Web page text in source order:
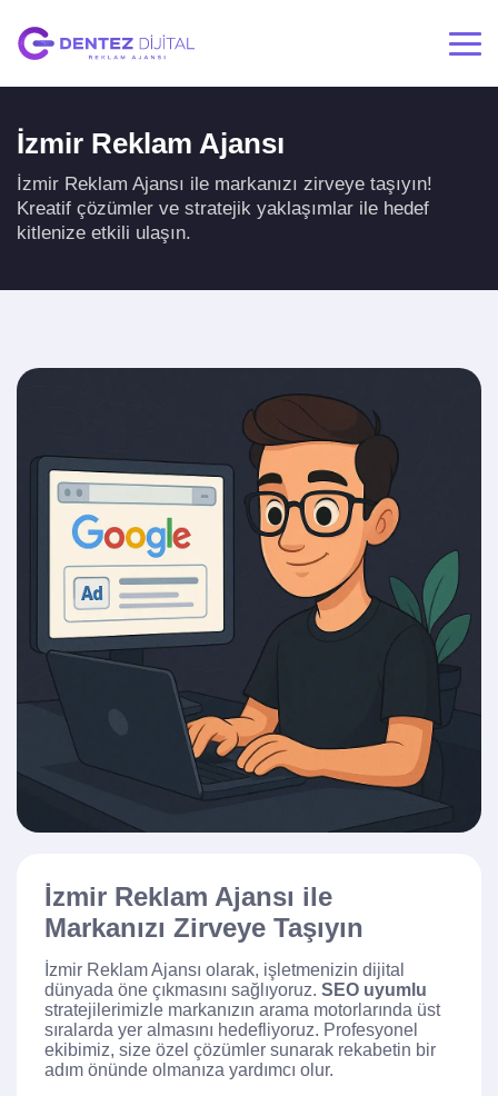
İzmir Reklam Ajansı
İzmir Reklam Ajansı ile markanızı zirveye taşıyın!
Kreatif çözümler ve stratejik yaklaşımlar ile hedef
kitlenize etkili ulaşın.
İzmir Reklam Ajansı ile
Markanızı Zirveye Taşıyın
İzmir Reklam Ajansı olarak, işletmenizin dijital
dünyada öne çıkmasını sağlıyoruz. SEO uyumlu
stratejilerimizle markanızın arama motorlarında üst
sıralarda yer almasını hedefliyoruz. Profesyonel
ekibimiz, size özel çözümler sunarak rekabetin bir
adım önünde olmanıza yardımcı olur.